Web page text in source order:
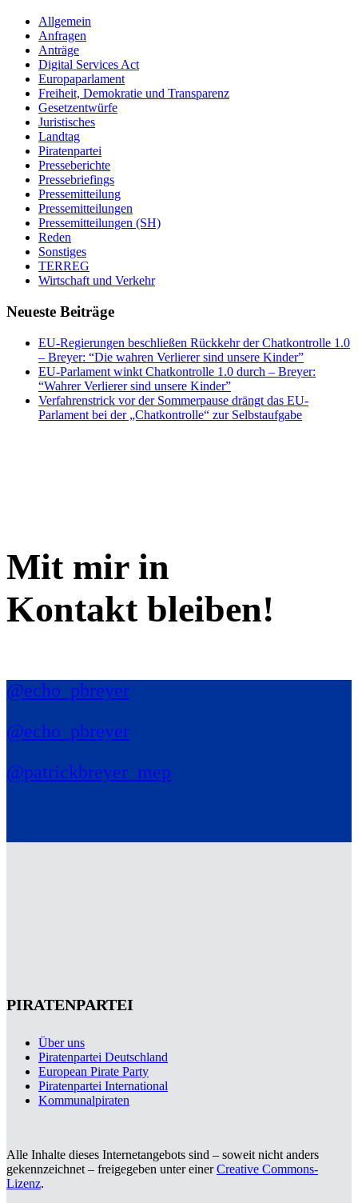
Allgemein
Anfragen
Anträge
Digital Services Act
Europaparlament
Freiheit, Demokratie und Transparenz
Gesetzentwürfe
Juristisches
Landtag
Piratenpartei
Presseberichte
Pressebriefings
Pressemitteilung
Pressemitteilungen
Pressemitteilungen (SH)
Reden
Sonstiges
TERREG
Wirtschaft und Verkehr
Neueste Beiträge
EU-Regierungen beschließen Rückkehr der Chatkontrolle 1.0
– Breyer: “Die wahren Verlierer sind unsere Kinder”
EU-Parlament winkt Chatkontrolle 1.0 durch – Breyer:
“Wahrer Verlierer sind unsere Kinder”
Verfahrenstrick vor der Sommerpause drängt das EU-
Parlament bei der „Chatkontrolle“ zur Selbstaufgabe
Mit mir in
Kontakt bleiben!
@echo_pbreyer
@echo_pbreyer
@patrickbreyer_mep
PIRATENPARTEI
Über uns
Piratenpartei Deutschland
European Pirate Party
Piratenpartei International
Kommunalpiraten
Alle Inhalte dieses Internetangebots sind – soweit nicht anders
gekennzeichnet – freigegeben unter einerCreative Commons-
Lizenz.